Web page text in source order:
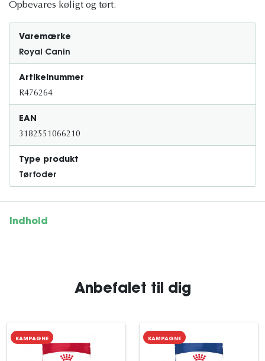
Opbevares køligt og tørt.
Varemærke
Royal Canin
Artikelnummer
R476264
EAN
3182551066210
Type produkt
Tørfoder
Indhold
Anbefalet til dig
KAMPAGNE KAMPAGNE